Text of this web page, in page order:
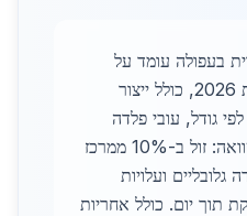
בעפולה עומד על
4380 שקלים לטון בשנת 2026, כולל ייצור
גודל, עובי פלדה
ותוספות כמו ציפויים. השוואה: זול ב-10% ממרכז
גלובליים ועלויות
תוך יום. כולל אחריות